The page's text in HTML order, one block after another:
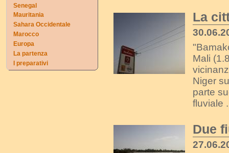
Senegal
Mauritania
Sahara Occidentale
Marocco
Europa
La partenza
I preparativi
La
Mali
Niger
parte
fluviale
Due